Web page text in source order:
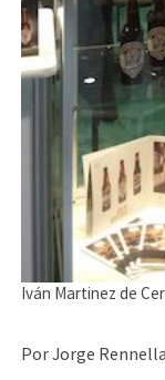
Iván Martinez de
Por Jorge Rennella